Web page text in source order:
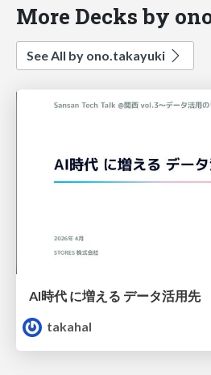
More Decks by
See All by ono.takayuki
AI時代 に増える データ活用先
takahal